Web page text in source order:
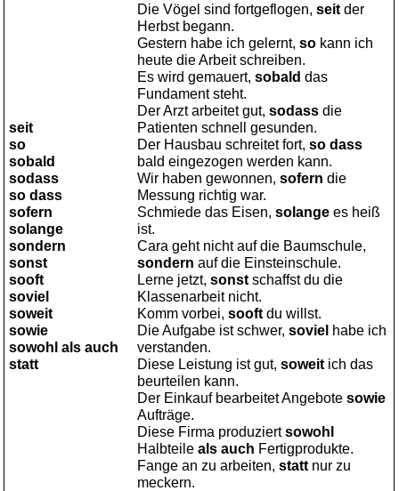
seit
so
sobald
sodass
so dass
sofern
solange
sondern
sonst
sooft
soviel
soweit
sowie
sowohl als auch
statt
Die Vögel sind fortgeflogen,seit der
Herbst begann.
Gestern habe ich gelernt,so kann ich
heute die Arbeit schreiben.
Es wird gemauert,sobald das
Fundament steht.
Der Arzt arbeitet gut,sodass die
Patienten schnell gesunden.
Der Hausbau schreitet fort,so dass
bald eingezogen werden kann.
Wir haben gewonnen,sofern die
Messung richtig war.
Schmiede das Eisen,solange es heiß
ist.
Cara geht nicht auf die Baumschule,
sondern auf die Einsteinschule.
Lerne jetzt,sonst schaffst du die
Klassenarbeit nicht.
Komm vorbei,sooft du willst.
Die Aufgabe ist schwer,soviel habe ich
verstanden.
Diese Leistung ist gut,soweit ich das
beurteilen kann.
Der Einkauf bearbeitet Angebotesowie
Aufträge.
Diese Firma produziertsowohl
Halbteileals auch Fertigprodukte.
Fange an zu arbeiten,statt nur zu
meckern.